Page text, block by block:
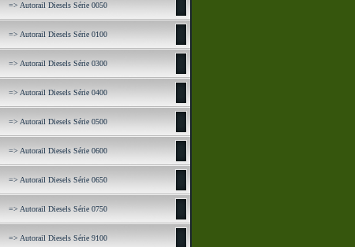
=> Autorail Diesels Série 0050
=> Autorail Diesels Série 0100
=> Autorail Diesels Série 0300
=> Autorail Diesels Série 0400
=> Autorail Diesels Série 0500
=> Autorail Diesels Série 0600
=> Autorail Diesels Série 0650
=> Autorail Diesels Série 0750
=> Autorail Diesels Série 9100